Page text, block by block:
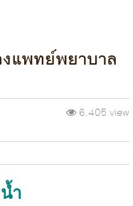
แพทย์พยาบาล
6,405 view
ำ